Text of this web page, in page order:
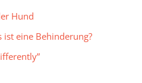
Hund
ist eine Behinderung?